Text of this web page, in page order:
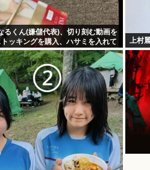
るくん(嫌儲代表)、切り刻む動画を
ッキングを購入、ハサミを入れて
上村